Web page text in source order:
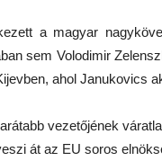
a magyar
sem Volodimir
ahol Janukovics
vezetőjének
át az EU soros